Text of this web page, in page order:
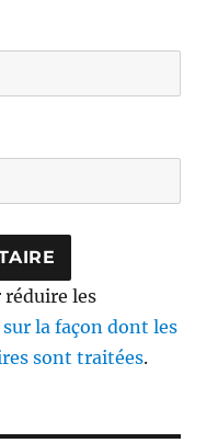
les
la façon dont les
sont traitées.